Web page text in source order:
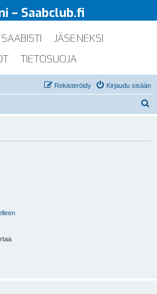
– Saabclub.fi
SAABISTI
JÄSENEKSI
TIETOSUOJA
Kirjaudu sisään
Rekisteröidy